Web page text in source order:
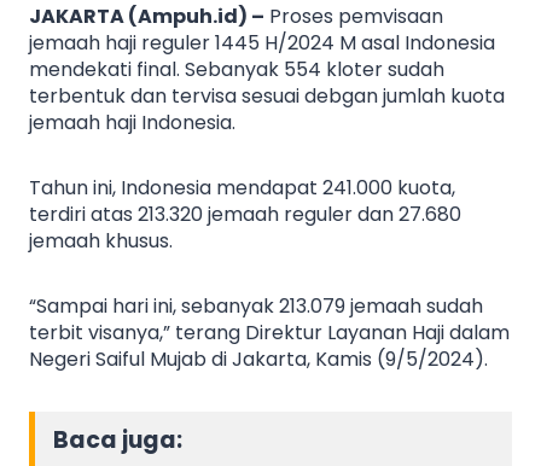
JAKARTA (Ampuh.id) – Proses pemvisaan
jemaah haji reguler 1445 H/2024 M asal Indonesia
mendekati final. Sebanyak 554 kloter sudah
terbentuk dan tervisa sesuai debgan jumlah kuota
jemaah haji Indonesia.
Tahun ini, Indonesia mendapat 241.000 kuota,
terdiri atas 213.320 jemaah reguler dan 27.680
jemaah khusus.
“Sampai hari ini, sebanyak 213.079 jemaah sudah
terbit visanya,” terang Direktur Layanan Haji dalam
Negeri Saiful Mujab di Jakarta, Kamis (9/5/2024).
Baca juga: